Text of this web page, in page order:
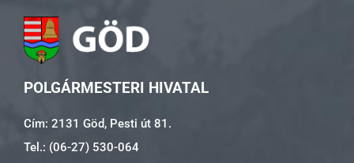
POLGÁRMESTERI HIVATAL
Cím: 2131 Göd, Pesti út 81.
Tel.: (06-27) 530-064